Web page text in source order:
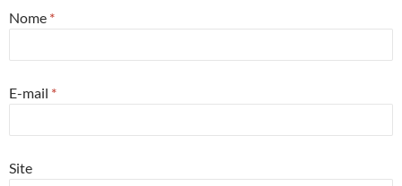
Nome *
E-mail *
Site